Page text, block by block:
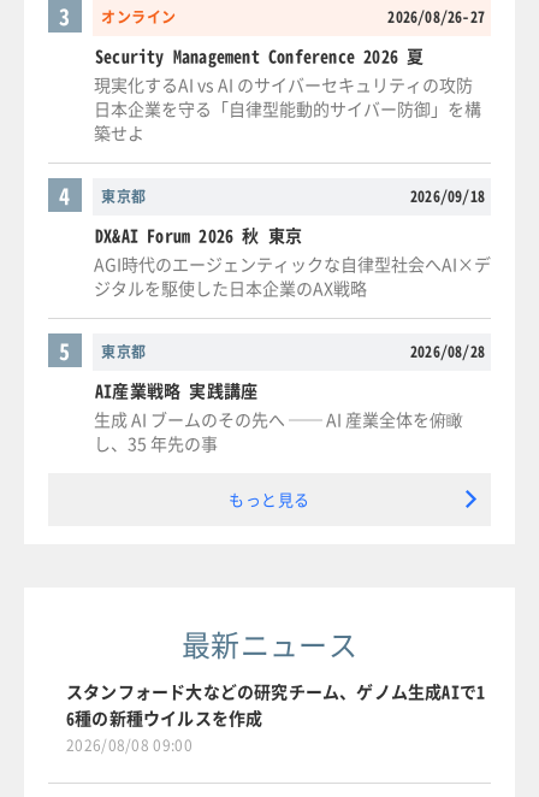
オンライン 2026/08/26-27
3
Security Management Conference 2026 夏
現実化するAI vs AI のサイバーセキュリティの攻防
日本企業を守る「自律型能動的サイバー防御」を構
築せよ
東京都 2026/09/18
4
DX&AI Forum 2026 秋 東京
AGI時代のエージェンティックな自律型社会へAI×デ
ジタルを駆使した日本企業のAX戦略
東京都 2026/08/28
5
AI産業戦略 実践講座
生成 AI ブームのその先へ ── AI 産業全体を俯瞰
し、35 年先の事
もっと見る
最新ニュース
スタンフォード大などの研究チーム、ゲノム生成AIで1
6種の新種ウイルスを作成
2026/08/08 09:00